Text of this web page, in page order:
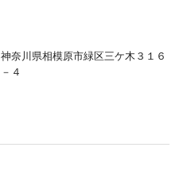
神奈川県相模原市緑区三ケ木３１６
－４